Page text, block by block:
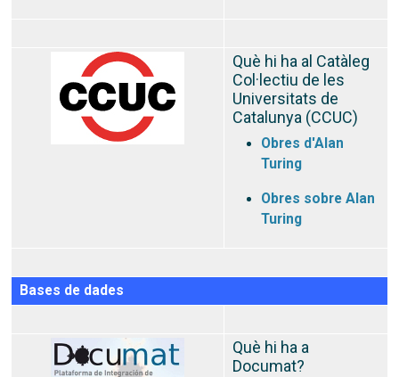
Què hi ha al Catàleg
Col·lectiu de les
Universitats de
Catalunya (CCUC)
Obres d'Alan
Turing
Obres sobre Alan
Turing
Bases de dades
Què hi ha a
Documat?